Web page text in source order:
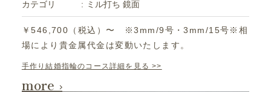
カテゴリ
ミル打ち鏡面
￥546,700（税込）〜 ※3mm/9号・3mm/15号※相
場により貴金属代金は変動いたします。
手作り結婚指輪のコース詳細を見る >>
more